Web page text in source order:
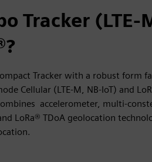
Tracker (LTE-
Tracker with a robust form
Cellular (LTE-M, NB-IoT) and
accelerometer, multi-
LoRa® TDoA geolocation